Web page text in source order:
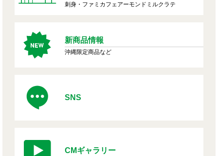
刺身・ファミカフェアーモンドミルクラテ
新商品情報
沖縄限定商品など
SNS
CMギャラリー